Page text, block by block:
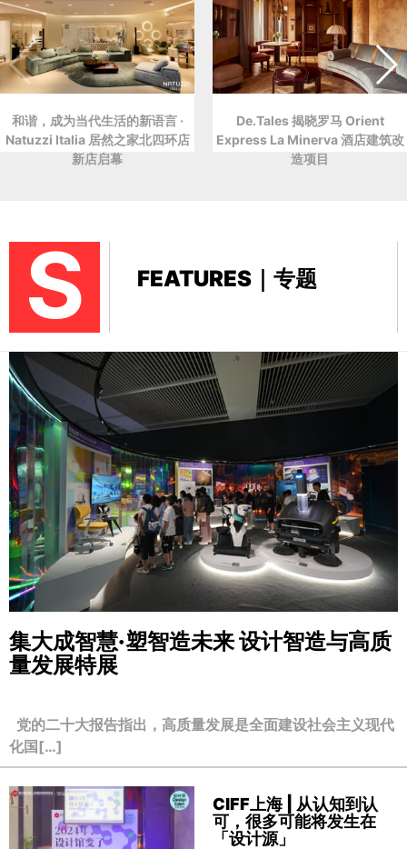
和谐，成为当代生活的新语言 ·
Natuzzi Italia 居然之家北四环店
新店启幕
De.Tales 揭晓罗马 Orient
Express La Minerva 酒店建筑改
造项目
S FEATURES｜专题
集大成智慧·塑智造未来设计智造与高质
量发展特展
党的二十大报告指出，高质量发展是全面建设社会主义现代
化国[…]
CIFF上海 | 从认知到认
可，很多可能将发生在
「设计源」